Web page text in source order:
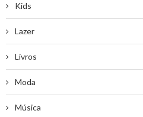
Kids
Lazer
Livros
Moda
Música